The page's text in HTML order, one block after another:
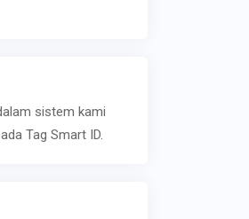
sistem kami
Tag Smart ID.